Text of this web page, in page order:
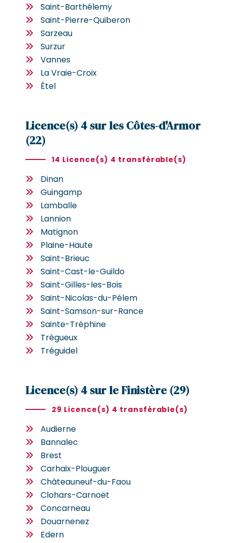
Saint-Barthélemy
Saint-Pierre-Quiberon
Sarzeau
Surzur
Vannes
La Vraie-Croix
Étel
Licence(s) 4 sur les Côtes-d'Armor
(22)
14 Licence(s) 4 transférable(s)
Dinan
Guingamp
Lamballe
Lannion
Matignon
Plaine-Haute
Saint-Brieuc
Saint-Cast-le-Guildo
Saint-Gilles-les-Bois
Saint-Nicolas-du-Pélem
Saint-Samson-sur-Rance
Sainte-Tréphine
Trégueux
Tréguidel
Licence(s) 4 sur le Finistère (29)
29 Licence(s) 4 transférable(s)
Audierne
Bannalec
Brest
Carhaix-Plouguer
Châteauneuf-du-Faou
Clohars-Carnoët
Concarneau
Douarnenez
Edern